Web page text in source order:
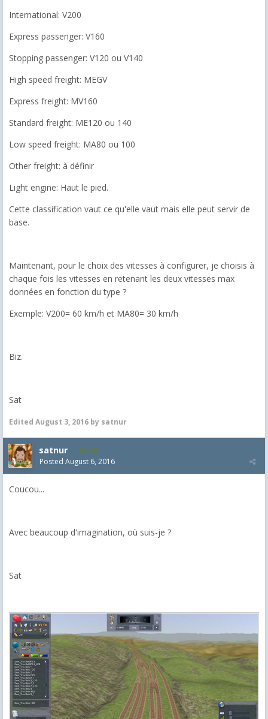
International: V200
Express passenger: V160
Stopping passenger: V120 ou V140
High speed freight: MEGV
Express freight: MV160
Standard freight: ME120 ou 140
Low speed freight: MA80 ou 100
Other freight: à définir
Light engine: Haut le pied.
Cette classification vaut ce qu'elle vaut mais elle peut servir de
base.
Maintenant, pour le choix des vitesses à configurer, je choisis à
chaque fois les vitesses en retenant les deux vitesses max
données en fonction du type ?
Exemple: V200= 60 km/h et MA80= 30 km/h
Biz.
Sat
Edited August 3, 2016 by satnur
satnur 135
Posted August 6, 2016
Coucou...
Avec beaucoup d'imagination, où suis-je ?
Sat